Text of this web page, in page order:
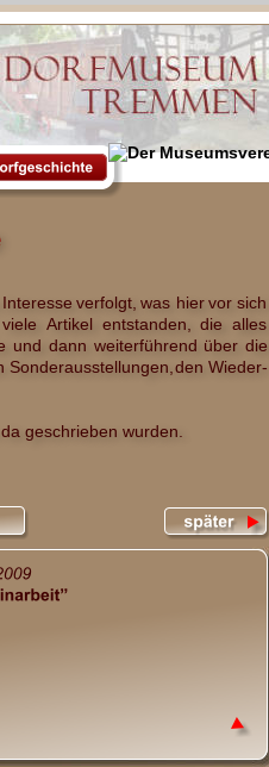
Interesseverfolgt, was hier vor sich
viele Artikel entstanden, die alles
und dann weiterführend über die
Sonderausstellungen,den Wieder-
geschrieben wurden.